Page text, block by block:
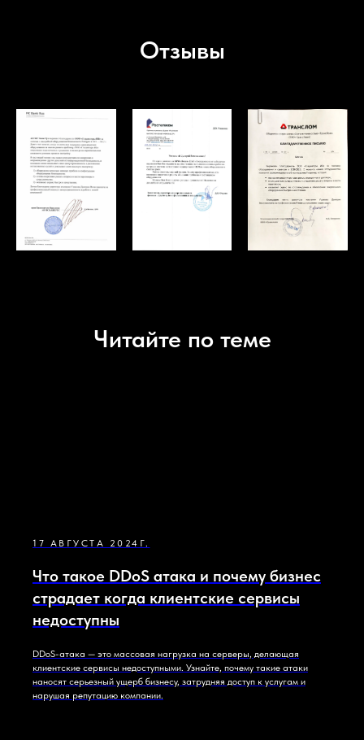
Отзывы
Читайте по теме
17 АВГУСТА 2024Г.
Что такое DDoS атака и почему бизнес
страдает когда клиентские сервисы
недоступны
DDoS-атака — это массовая нагрузка на серверы, делающая
клиентские сервисы недоступными. Узнайте, почему такие атаки
наносят серьезный ущерб бизнесу, затрудняя доступ к услугам и
нарушая репутацию компании.